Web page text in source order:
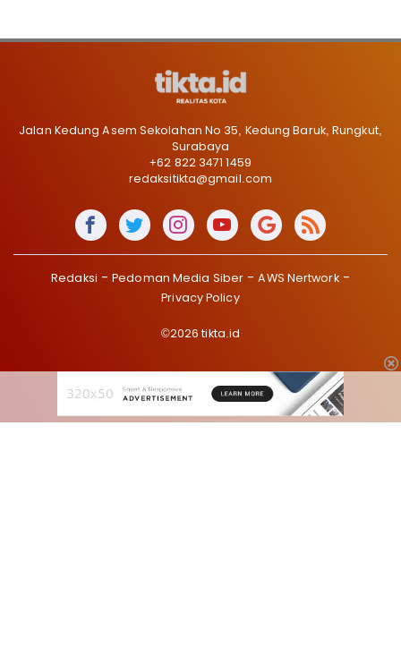
Jalan Kedung Asem Sekolahan No 35, Kedung Baruk, Rungkut,
Surabaya
+62 822 3471 1459
redaksitikta@gmail.com
Redaksi Pedoman Media Siber
AWS Nertwork
Privacy Policy
©2026 tikta.id